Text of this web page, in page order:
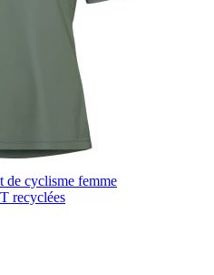
cyclisme femme
recyclées